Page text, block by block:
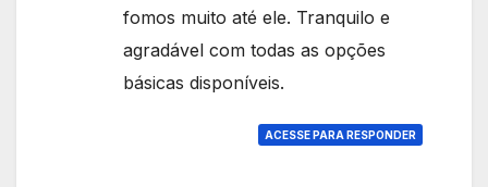
fomos muito até ele. Tranquilo e
agradável com todas as opções
básicas disponíveis.
ACESSE PARA RESPONDER